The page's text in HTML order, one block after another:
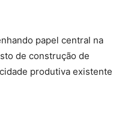
papel central na
de construção de
produtiva existente